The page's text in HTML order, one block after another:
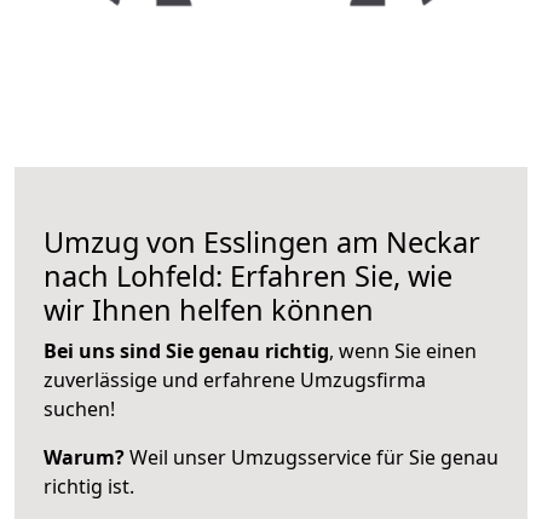
Umzug von Esslingen am Neckar
nach Lohfeld: Erfahren Sie, wie
wir Ihnen helfen können
Bei uns sind Sie genau richtig, wenn Sie einen
zuverlässige und erfahrene Umzugsfirma
suchen!
Warum?Weil unser Umzugsservice für Sie genau
richtig ist.